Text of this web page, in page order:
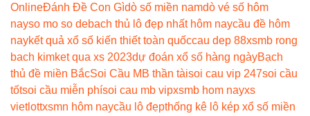
OnlineĐánh Đề Con Gìdò số miền namdò vé số hôm
nayso mo so debach thủ lô đẹp nhất hôm naycầu đề hôm
naykết quả xổ số kiến thiết toàn quốccau dep 88xsmb rong
bach kimket qua xs 2023dự đoán xổ số hàng ngàyBạch
thủ đề miền BắcSoi Cầu MB thần tàisoi cau vip 247soi cầu
tốtsoi cầu miễn phísoi cau mb vipxsmb hom nayxs
vietlottxsmn hôm naycầu lô đẹpthống kê lô kép xổ số miền